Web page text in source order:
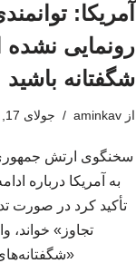
آمریکا:
رونمایی
شگفتانه باشید
از aminkav جولای 17, 2026
سخنگوی ارتش جمهوری
به آمریکا درباره
تأکید کرد در صورت
تجاوز» خواند،